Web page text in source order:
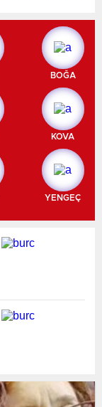
BOĞA
KOVA
YENGEÇ